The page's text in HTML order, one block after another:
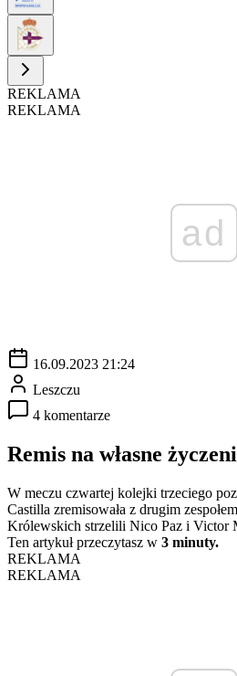
REKLAMA
REKLAMA
ad
16.09.2023 21:24
Leszczu
4 komentarze
Remis na własne
W meczu czwartej kolejki trzeciego
Castilla zremisowała z drugim
Królewskich strzelili Nico Paz i Victor
Ten artykuł przeczytasz w 3 minuty.
REKLAMA
REKLAMA